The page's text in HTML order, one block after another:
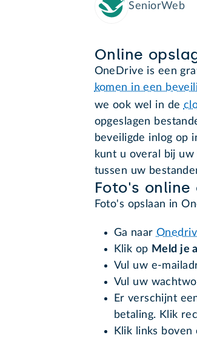
SeniorWeb
Online
OneDrive is een
komen in een
we ook wel in de
opgeslagen
beveiligde inlog op
kunt u overal bij
tussen uw
Foto's online
Foto's opslaan in
Ga naar
Klik op Meld je
Vul uw e-
Vul uw
Er verschijnt
betaling. Klik
Klik links